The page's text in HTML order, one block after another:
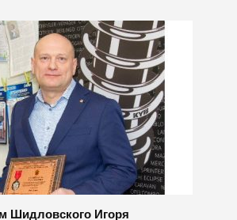
Шидловского Игоря